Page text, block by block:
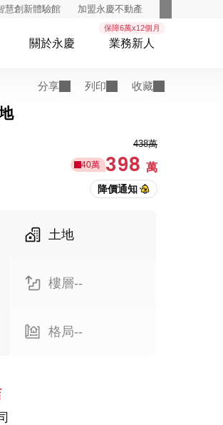
慧創新體驗館 加盟永慶不動產
關於永慶
保障6萬x12個月
業務新人
分享 列印 收藏
438萬
40萬 398 萬
土地
樓層--
格局--